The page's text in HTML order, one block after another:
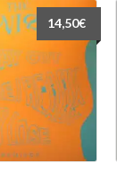
14,50€